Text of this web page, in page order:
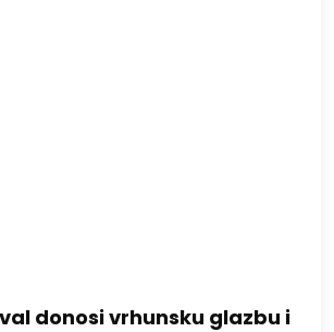
donosi vrhunsku glazbu i